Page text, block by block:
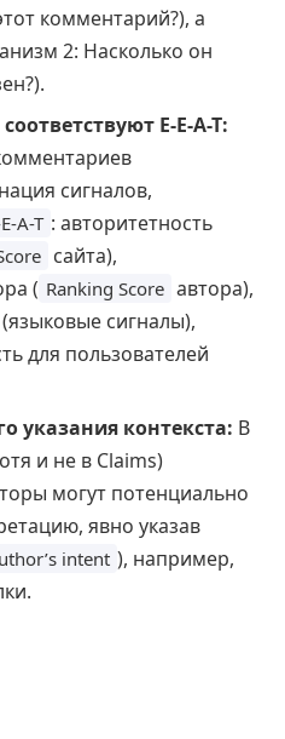
комментарий?), а
2: Насколько он
E-E-A-T:
сигналов,
A-T : авторитетность
сайта),
( Ranking Score автора),
сигналы),
для пользователей
указания контекста: В
и не в Claims)
могут потенциально
явно указав
intent ), например,